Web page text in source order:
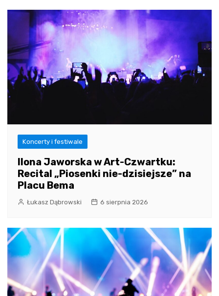
Koncerty i festiwale
Ilona Jaworska w Art-Czwartku:
Recital „Piosenki nie-dzisiejsze” na
Placu Bema
Łukasz Dąbrowski 6 sierpnia 2026